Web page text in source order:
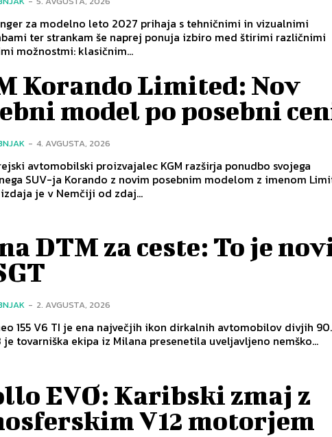
za modelno leto 2027 prihaja s tehničnimi in vizualnimi
ter strankam še naprej ponuja izbiro med štirimi različnimi
možnostmi: klasičnim...
Korando Limited: Nov
model po posebni
- 4. AVGUSTA, 2026
avtomobilski proizvajalec KGM razširja ponudbo svojega
SUV-ja Korando z novim posebnim modelom z imenom
je v Nemčiji od zdaj...
DTM za ceste: To je
- 2. AVGUSTA, 2026
155 V6 TI je ena največjih ikon dirkalnih avtomobilov divjih
je tovarniška ekipa iz Milana presenetila uveljavljeno nemško...
EVO: Karibski zmaj z
V12 motorjem